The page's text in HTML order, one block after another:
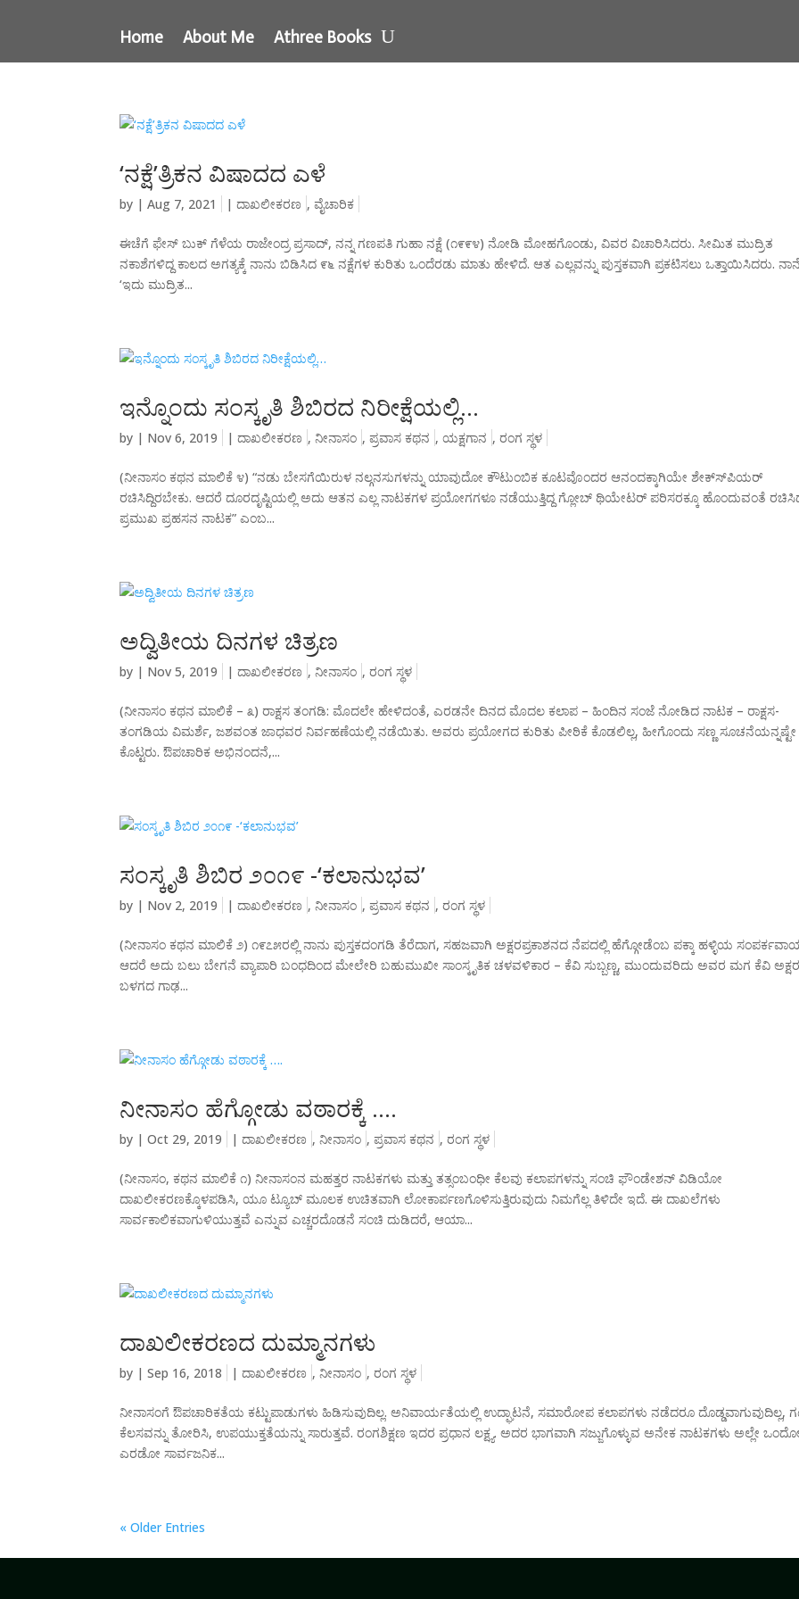
Home About Me Athree Books
‘ನಕ್ಷೆ’ತ್ರಿಕನ ವಿಷಾದದ ಎಳೆ
by |Aug 7, 2021 |ದಾಖಲೀಕರಣ ,ವೈಚಾರಿಕ
ಈಚೆಗೆ ಫೇಸ್ ಬುಕ್ ಗೆಳೆಯ ರಾಜೇಂದ್ರ ಪ್ರಸಾದ್, ನನ್ನ ಗಣಪತಿ ಗುಹಾ ನಕ್ಷೆ (೧೯೯೪) ನೋಡಿ ಮೋಹಗೊಂಡು, ವಿವರ ವಿಚಾರಿಸಿದರು. ಸೀಮಿತ ಮುದ್ರಿತ
ನಕಾಶೆಗಳಿದ್ದ ಕಾಲದ ಅಗತ್ಯಕ್ಕೆ ನಾನು ಬಿಡಿಸಿದ ೯೬ ನಕ್ಷೆಗಳ ಕುರಿತು ಒಂದೆರಡು ಮಾತು ಹೇಳಿದೆ. ಆತ ಎಲ್ಲವನ್ನು ಪುಸ್ತಕವಾಗಿ ಪ್ರಕಟಿಸಲು ಒತ್ತಾಯಿಸಿದರು.
‘ಇದು ಮುದ್ರಿತ...
ಇನ್ನೊಂದು ಸಂಸ್ಕೃತಿ ಶಿಬಿರದ ನಿರೀಕ್ಷೆಯಲ್ಲಿ…
by | Nov 6, 2019 |ದಾಖಲೀಕರಣ ,ನೀನಾಸಂ ,ಪ್ರವಾಸ ಕಥನ ,ಯಕ್ಷಗಾನ ,ರಂಗ ಸ್ಥಳ
(ನೀನಾಸಂ ಕಥನ ಮಾಲಿಕೆ ೪) “ನಡು ಬೇಸಗೆಯಿರುಳ ನಲ್ಗನಸುಗಳನ್ನು ಯಾವುದೋ ಕೌಟುಂಬಿಕ ಕೂಟವೊಂದರ ಆನಂದಕ್ಕಾಗಿಯೇ ಶೇಕ್ಸ್‍ಪಿಯರ್
ರಚಿಸಿದ್ದಿರಬೇಕು. ಆದರೆ ದೂರದೃಷ್ಟಿಯಲ್ಲಿ ಅದು ಆತನ ಎಲ್ಲ ನಾಟಕಗಳ ಪ್ರಯೋಗಗಳೂ ನಡೆಯುತ್ತಿದ್ದ ಗ್ಲೋಬ್ ಥಿಯೇಟರ್ ಪರಿಸರಕ್ಕೂ ಹೊಂದುವಂತೆ
ಪ್ರಮುಖ ಪ್ರಹಸನ ನಾಟಕ” ಎಂಬ...
ಅದ್ವಿತೀಯ ದಿನಗಳ ಚಿತ್ರಣ
by | Nov 5, 2019 |ದಾಖಲೀಕರಣ ,ನೀನಾಸಂ ,ರಂಗ ಸ್ಥಳ
(ನೀನಾಸಂ ಕಥನ ಮಾಲಿಕೆ – ೩) ರಾಕ್ಷಸ ತಂಗಡಿ: ಮೊದಲೇ ಹೇಳಿದಂತೆ, ಎರಡನೇ ದಿನದ ಮೊದಲ ಕಲಾಪ – ಹಿಂದಿನ ಸಂಜೆ ನೋಡಿದ ನಾಟಕ – ರಾಕ್ಷಸ-
ತಂಗಡಿಯ ವಿಮರ್ಶೆ, ಜಶವಂತ ಜಾಧವರ ನಿರ್ವಹಣೆಯಲ್ಲಿ ನಡೆಯಿತು. ಅವರು ಪ್ರಯೋಗದ ಕುರಿತು ಪೀಠಿಕೆ ಕೊಡಲಿಲ್ಲ, ಹೀಗೊಂದು ಸಣ್ಣ ಸೂಚನೆಯನ್ನಷ್ಟೇ
ಕೊಟ್ಟರು. ಔಪಚಾರಿಕ ಅಭಿನಂದನೆ,...
ಸಂಸ್ಕೃತಿ ಶಿಬಿರ ೨೦೧೯ -‘ಕಲಾನುಭವ’
by | Nov 2, 2019 |ದಾಖಲೀಕರಣ ,ನೀನಾಸಂ ,ಪ್ರವಾಸ ಕಥನ ,ರಂಗ ಸ್ಥಳ
(ನೀನಾಸಂ ಕಥನ ಮಾಲಿಕೆ ೨) ೧೯೭೫ರಲ್ಲಿ ನಾನು ಪುಸ್ತಕದಂಗಡಿ ತೆರೆದಾಗ, ಸಹಜವಾಗಿ ಅಕ್ಷರಪ್ರಕಾಶನದ ನೆಪದಲ್ಲಿ ಹೆಗ್ಗೋಡೆಂಬ ಪಕ್ಕಾ ಹಳ್ಳಿಯ
ಆದರೆ ಅದು ಬಲು ಬೇಗನೆ ವ್ಯಾಪಾರಿ ಬಂಧದಿಂದ ಮೇಲೇರಿ ಬಹುಮುಖೀ ಸಾಂಸ್ಕೃತಿಕ ಚಳವಳಿಕಾರ – ಕೆವಿ ಸುಬ್ಬಣ್ಣ, ಮುಂದುವರಿದು ಅವರ ಮಗ ಕೆವಿ
ಬಳಗದ ಗಾಢ...
ನೀನಾಸಂ ಹೆಗ್ಗೋಡು ವಠಾರಕ್ಕೆ ….
by |Oct 29, 2019 |ದಾಖಲೀಕರಣ ,ನೀನಾಸಂ ,ಪ್ರವಾಸ ಕಥನ ,ರಂಗ ಸ್ಥಳ
(ನೀನಾಸಂ, ಕಥನ ಮಾಲಿಕೆ ೧) ನೀನಾಸಂನ ಮಹತ್ತರ ನಾಟಕಗಳು ಮತ್ತು ತತ್ಸಂಬಂಧೀ ಕೆಲವು ಕಲಾಪಗಳನ್ನು ಸಂಚಿ ಫೌಂಡೇಶನ್ ವಿಡಿಯೋ
ದಾಖಲೀಕರಣಕ್ಕೊಳಪಡಿಸಿ, ಯೂ ಟ್ಯೂಬ್ ಮೂಲಕ ಉಚಿತವಾಗಿ ಲೋಕಾರ್ಪಣಗೊಳಿಸುತ್ತಿರುವುದು ನಿಮಗೆಲ್ಲ ತಿಳಿದೇ ಇದೆ. ಈ ದಾಖಲೆಗಳು
ಸಾರ್ವಕಾಲಿಕವಾಗುಳಿಯುತ್ತವೆ ಎನ್ನುವ ಎಚ್ಚರದೊಡನೆ ಸಂಚಿ ದುಡಿದರೆ, ಆಯಾ...
ದಾಖಲೀಕರಣದ ದುಮ್ಮಾನಗಳು
by |Sep 16, 2018 |ದಾಖಲೀಕರಣ ,ನೀನಾಸಂ ,ರಂಗ ಸ್ಥಳ
ನೀನಾಸಂಗೆ ಔಪಚಾರಿಕತೆಯ ಕಟ್ಟುಪಾಡುಗಳು ಹಿಡಿಸುವುದಿಲ್ಲ. ಅನಿವಾರ್ಯತೆಯಲ್ಲಿ ಉದ್ಘಾಟನೆ, ಸಮಾರೋಪ ಕಲಾಪಗಳು ನಡೆದರೂ ದೊಡ್ಡವಾಗುವುದಿಲ್ಲ,
ಕೆಲಸವನ್ನು ತೋರಿಸಿ, ಉಪಯುಕ್ತತೆಯನ್ನು ಸಾರುತ್ತವೆ. ರಂಗಶಿಕ್ಷಣ ಇದರ ಪ್ರಧಾನ ಲಕ್ಷ್ಯ. ಅದರ ಭಾಗವಾಗಿ ಸಜ್ಜುಗೊಳ್ಳುವ ಅನೇಕ ನಾಟಕಗಳು ಅಲ್ಲೇ
ಎರಡೋ ಸಾರ್ವಜನಿಕ...
« Older Entries